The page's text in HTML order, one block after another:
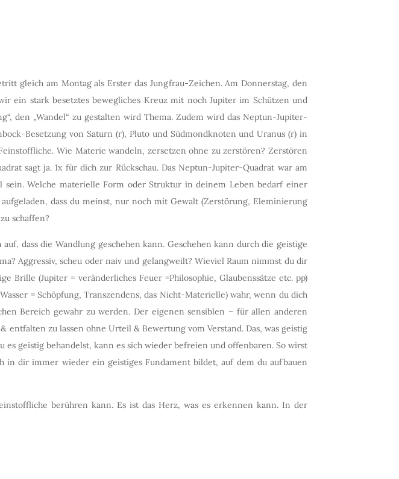
gleich am Montag als Erster das Jungfrau-Zeichen. Am Donnerstag, den
ein stark besetztes bewegliches Kreuz mit noch Jupiter im Schützen und
den „Wandel“ zu gestalten wird Thema. Zudem wird das Neptun-Jupiter-
Besetzung von Saturn (r), Pluto und Südmondknoten und Uranus (r) in
Wie Materie wandeln, zersetzen ohne zu zerstören? Zerstören
sagt ja. 1x für dich zur Rückschau. Das Neptun-Jupiter-Quadrat war am
sein. Welche materielle Form oder Struktur in deinem Leben bedarf einer
dass du meinst, nur noch mit Gewalt (Zerstörung, Eleminierung
schaffen?
dass die Wandlung geschehen kann. Geschehen kann durch die geistige
Aggressiv, scheu oder naiv und gelangweilt? Wieviel Raum nimmst du dir
Brille (Jupiter = veränderliches Feuer =Philosophie, Glaubenssätze etc. pp)
= Schöpfung, Transzendens, das Nicht-Materielle) wahr, wenn du dich
Bereich gewahr zu werden. Der eigenen sensiblen – für allen anderen
zu lassen ohne Urteil & Bewertung vom Verstand. Das, was geistig
geistig behandelst, kann es sich wieder befreien und offenbaren. So wirst
in dir immer wieder ein geistiges Fundament bildet, auf dem du aufbauen
berühren kann. Es ist das Herz, was es erkennen kann. In der